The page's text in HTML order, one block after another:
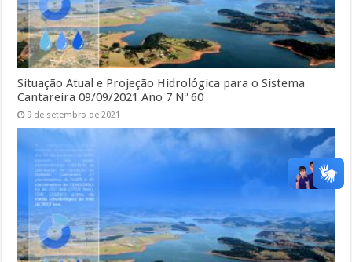
Situação Atual e Projeção Hidrológica para o Sistema
Cantareira 09/09/2021 Ano 7 Nº 60
9 de setembro de 2021